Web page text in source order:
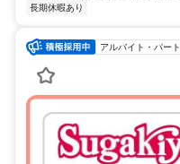
長期休暇あり
アルバイト・パート